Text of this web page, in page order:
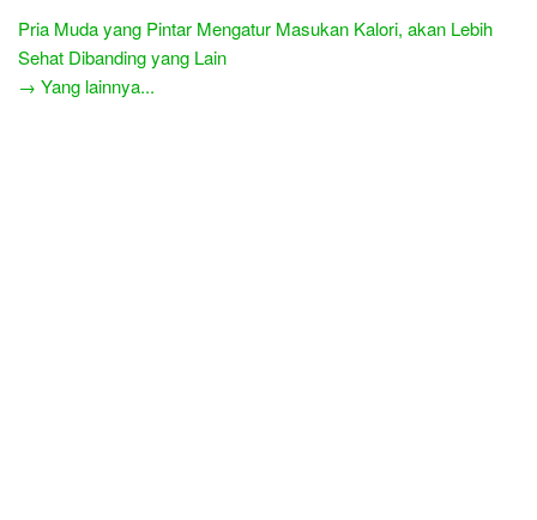
Pria Muda yang Pintar Mengatur Masukan Kalori, akan Lebih
Sehat Dibanding yang Lain
→ Yang lainnya...